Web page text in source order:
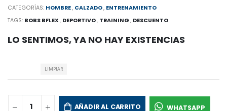
CATEGORÍAS: HOMBRE, CALZADO, ENTRENAMIENTO
TAGS: BOBS BFLEX, DEPORTIVO, TRAINING , DESCUENTO
LO SENTIMOS, YA NO HAY EXISTENCIAS
LIMPIAR
AÑADIR AL CARRITO WHATSAPP